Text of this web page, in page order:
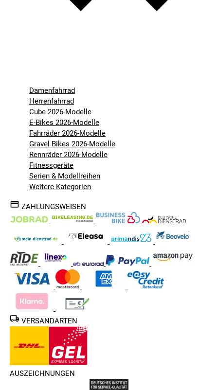
Damenfahrrad
Herrenfahrrad
Cube 2026-Modelle
E-Bikes 2026-Modelle
Fahrräder 2026-Modelle
Gravel Bikes 2026-Modelle
Rennräder 2026-Modelle
Fitnessgeräte
Serien & Modellreihen
Weitere Kategorien
ZAHLUNGSWEISEN
VERSANDARTEN
AUSZEICHNUNGEN